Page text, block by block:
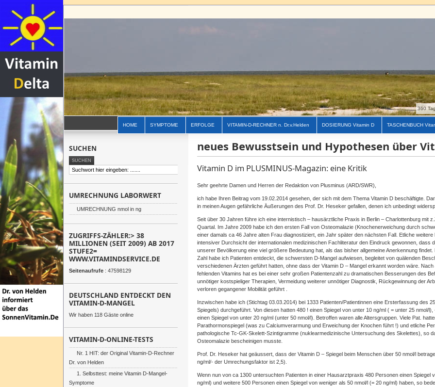
360
HOME SYMPTOME ERFOLGE VITAMIN-D-RECHNER n. Dr.v.Helden DOSIERUNG Vitamin D TASCHENBUCH
neues Bewusstsein und Hypothesen über
Vitamin D im PLUSMINUS-Magazin: eine Kritik
Sehr geehrte Damen und Herren der Redaktion von Plusminus (ARD/SWR),
ich habe Ihren Beitrag vom 19.02.2014 gesehen, der sich mit dem Thema Vitamin D beschäftigte.
in meinen Augen gefährliche Äußerungen des Prof. Dr. Heseker gefallen, denen ich unbedingt
Seit über 30 Jahren führe ich eine internistisch – hausärztliche Praxis in Berlin – Charlottenburg mit
Quartal. Im Jahre 2009 habe ich den ersten Fall von Osteomalazie (Knochenerweichung durch
einer damals ca 46 Jahre alten Frau diagnostiziert, ein Jahr später den nächsten Fall. Etliche
intensiver Durchsicht der internationalen medizinischen Fachliteratur den Eindruck gewonnen, dass
unserer Bevölkerung eine viel größere Bedeutung hat, als das bisher allgemeine Anerkennung
Zahl habe ich Patienten entdeckt, die schwersten D-Mangel aufwiesen, begleitet von quälenden
verschiedenen Ärzten geführt hatten, ohne dass der Vitamin D – Mangel erkannt worden wäre.
fehlenden Vitamins hat es bei einer sehr großen Patientenzahl zu dramatischen Besserungen des
unnötiger kostspieliger Therapien, Vermeidung weiterer unnötiger Diagnostik, Rückgewinnung der
verloren gegangener Mobilität geführt .
Inzwischen habe ich (Stichtag 03.03.2014) bei 1333 Patienten/Patientinnen eine Ersterfassung des
Spiegels) durchgeführt. Von diesen hatten 480 ! einen Spiegel von unter 10 ng/ml ( = unter 25 nmol/
einen Spiegel von unter 20 ng/ml (unter 50 nmol/l). Betroffen waren alle Altersgruppen. Viele Pat.
Parathormonspiegel (was zu Calciumverarmung und Erweichung der Knochen führt !) und etliche
pathologische Tc-GK-Skelett-Szintigramme (nuklearmedizinische Untersuchung des Skelettes), so
Osteomalazie bescheinigen musste.
Prof. Dr. Heseker hat geäussert, dass der Vitamin D – Spiegel beim Menschen über 50 nmol/l
ng/ml/- der Umrechungsfaktor ist 2,5).
Wenn nun von ca 1300 untersuchten Patienten in einer Hausarztpraxis 480 Personen einen Spiegel
ng/ml) und weitere 500 Personen einen Spiegel von weniger als 50 nmol/l (= 20 ng/ml) haben, so
SUCHEN
UMRECHNUNG LABORWERT
UMRECHNUNG nmol in ng
ZUGRIFFS-ZÄHLER:> 38
MILLIONEN (SEIT 2009) AB 2017
STUFE2=
WWW.VITAMINDSERVICE.DE
Seitenaufrufe : 47598129
DEUTSCHLAND ENTDECKT DEN
VITAMIN-D-MANGEL
Wir haben 118 Gäste online
VITAMIN-D-ONLINE-TESTS
Nr. 1 HIT: der Original Vitamin-D-Rechner
Dr. von Helden
1. Selbsttest: meine Vitamin D-Mangel-
Symptome